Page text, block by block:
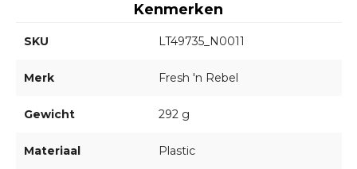
Kenmerken
SKU LT49735_N0011
Merk Fresh 'n Rebel
Gewicht 292 g
Materiaal Plastic